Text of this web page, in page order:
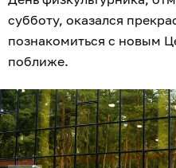
субботу, оказался
познакомиться с новым
поближе.